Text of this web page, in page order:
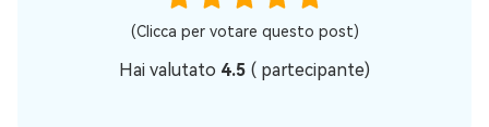
(Clicca per votare questo post)
Hai valutato 4.5 ( partecipante)